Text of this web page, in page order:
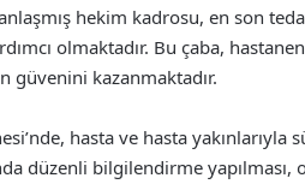
hekim kadrosu, en son
olmaktadır. Bu çaba,
güvenini kazanmaktadır.
hasta ve hasta yakınlarıyla
düzenli bilgilendirme yapılması,